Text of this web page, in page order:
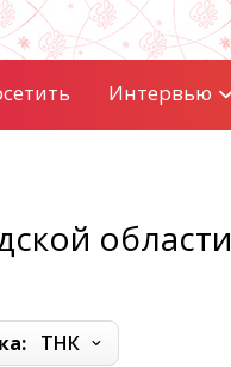
Интервью
области
ТНК